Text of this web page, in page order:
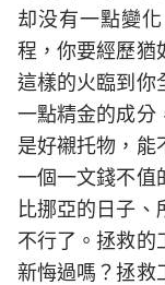
却没有一點變
程，你要經歷猶
這樣的火臨到你
一點精金的成分
是好襯托物，能
一個一文錢不值
比挪亞的日子
不行了。拯救的
新悔過嗎？拯救